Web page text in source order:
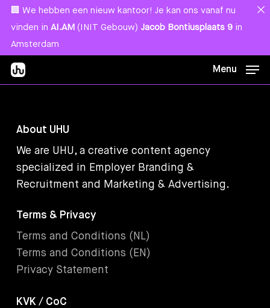
Skip
main
content
Menu
About UHU
We are UHU, a creative content agency
specialized in Employer Branding &
Recruitment and Marketing & Advertising.
Terms & Privacy
Terms and Conditions (NL)
Terms and Conditions (EN)
Privacy Statement
KVK / CoC
Menu
🏢 We hebben een nieuw kantoor! Je kan ons vanaf nu
vinden in AI.AM (INIT Gebouw) Jacob Bontiusplaats 9 in
Amsterdam